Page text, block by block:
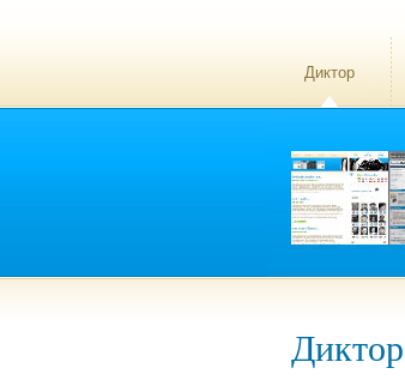
Диктор
Диктор